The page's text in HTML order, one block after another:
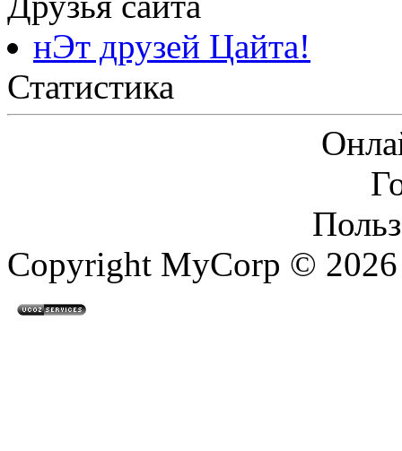
нЭт друзей Цайта!
Статистика
Copyright MyCorp © 2026